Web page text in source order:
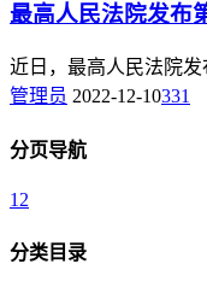
最高人民法院发布
近日，最高人民法院
管理员 2022-12-10331
分页导航
1 2
分类目录